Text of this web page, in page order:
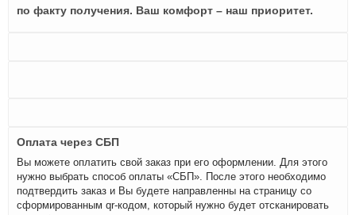
по факту получения. Ваш комфорт – наш приоритет.
Оплата через СБП
Вы можете оплатить свой заказ при его оформлении. Для этого
нужно выбрать способ оплаты «СБП». После этого необходимо
подтвердить заказ и Вы будете направленны на страницу со
сформированным qr-кодом, который нужно будет отсканировать